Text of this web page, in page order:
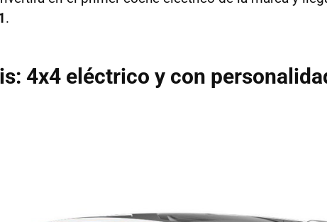
.
4x4 eléctrico y con